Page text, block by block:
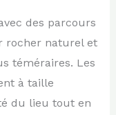
des parcours
rocher naturel et
téméraires. Les
à taille
du lieu tout en